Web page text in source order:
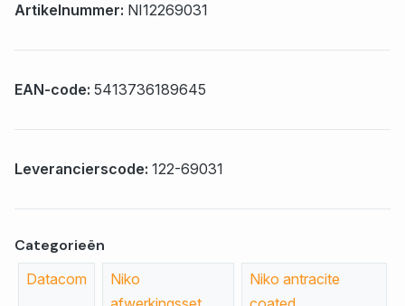
Artikelnummer: NI12269031
EAN-code: 5413736189645
Leverancierscode: 122-69031
Categorieën
Datacom
Niko
Niko antracite